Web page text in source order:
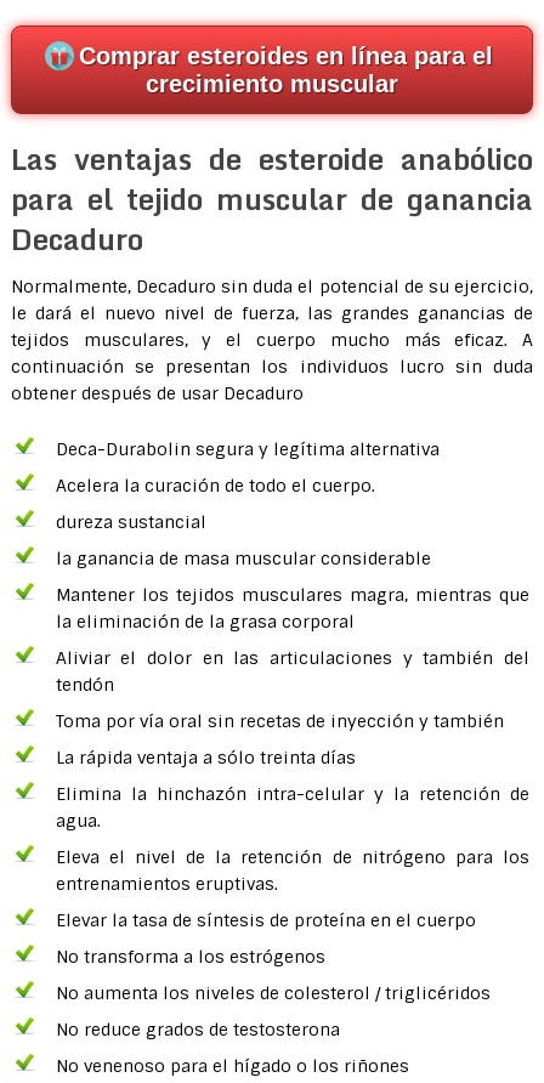
Comprar esteroides en línea para el
crecimiento muscular
Las ventajas de esteroide anabólico
para el tejido muscular de ganancia
Decaduro
Normalmente, Decaduro sin duda el potencial de su ejercicio,
le dará el nuevo nivel de fuerza, las grandes ganancias de
tejidos musculares, y el cuerpo mucho más eficaz. A
continuación se presentan los individuos lucro sin duda
obtener después de usar Decaduro
Deca-Durabolin segura y legítima alternativa
Acelera la curación de todo el cuerpo.
dureza sustancial
la ganancia de masa muscular considerable
Mantener los tejidos musculares magra, mientras que
la eliminación de la grasa corporal
Aliviar el dolor en las articulaciones y también del
tendón
Toma por vía oral sin recetas de inyección y también
La rápida ventaja a sólo treinta días
Elimina la hinchazón intra-celular y la retención de
agua.
Eleva el nivel de la retención de nitrógeno para los
entrenamientos eruptivas.
Elevar la tasa de síntesis de proteína en el cuerpo
No transforma a los estrógenos
No aumenta los niveles de colesterol / triglicéridos
No reduce grados de testosterona
No venenoso para el hígado o los riñones